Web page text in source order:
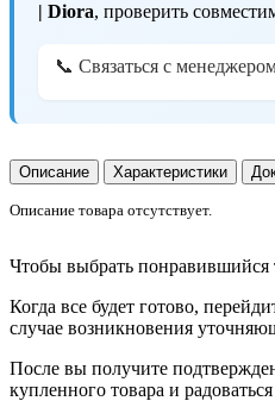
| Diora, проверить
📞 Связаться с
Описание Характеристики
Описание товара отсутствует.
Чтобы выбрать понравившийся
Когда все будет готово,
случае возникновения
После вы получите
купленного товара и